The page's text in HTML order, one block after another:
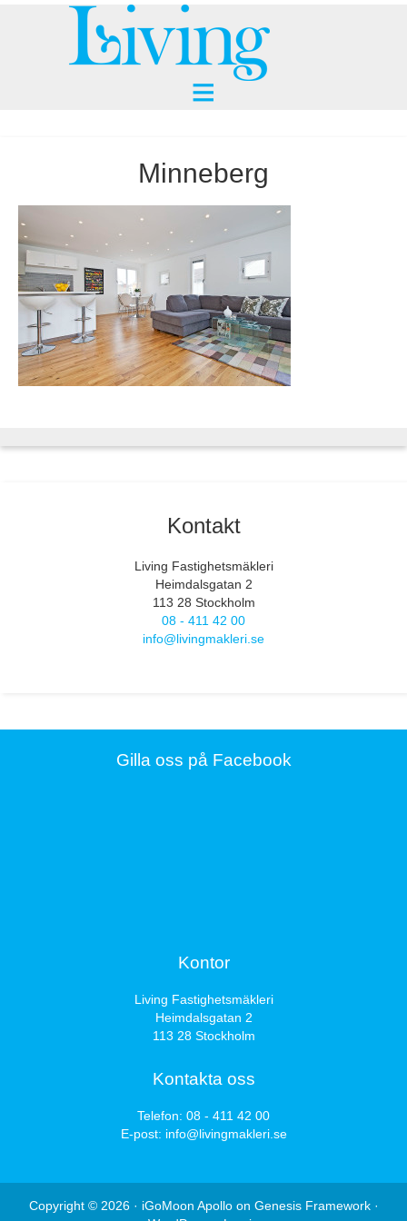
Minneberg
Kontakt
Living Fastighetsmäkleri
Heimdalsgatan 2
113 28 Stockholm
08 - 411 42 00
info@livingmakleri.se
Gilla oss på Facebook
Kontor
Living Fastighetsmäkleri
Heimdalsgatan 2
113 28 Stockholm
Kontakta oss
Telefon: 08 - 411 42 00
E-post: info@livingmakleri.se
Copyright © 2026 · iGoMoon Apolloon Genesis Framework·